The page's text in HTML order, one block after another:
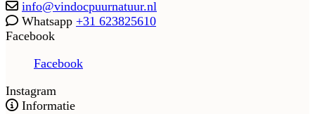
info@vindocpuurnatuur.nl
Whatsapp +31 623825610
Facebook
Facebook
Instagram
Informatie